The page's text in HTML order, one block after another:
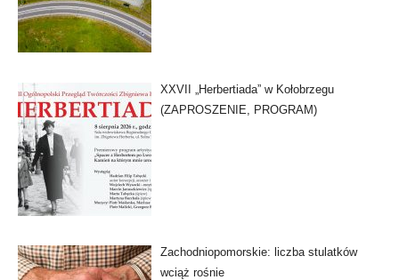
XXVII „Herbertiada” w Kołobrzegu
(ZAPROSZENIE, PROGRAM)
Zachodniopomorskie: liczba stulatków
wciąż rośnie